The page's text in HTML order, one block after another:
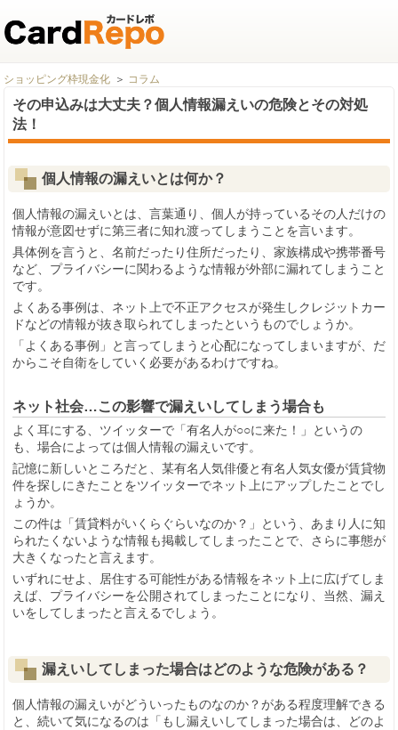
ショッピング枠現金化 コラム
その申込みは大丈夫？個人情報漏えいの危険とその対処
法！
個人情報の漏えいとは何か？
個人情報の漏えいとは、言葉通り、個人が持っているその人だけの
情報が意図せずに第三者に知れ渡ってしまうことを言います。
具体例を言うと、名前だったり住所だったり、家族構成や携帯番号
など、プライバシーに関わるような情報が外部に漏れてしまうこと
です。
よくある事例は、ネット上で不正アクセスが発生しクレジットカー
ドなどの情報が抜き取られてしまったというものでしょうか。
「よくある事例」と言ってしまうと心配になってしまいますが、だ
からこそ自衛をしていく必要があるわけですね。
ネット社会…この影響で漏えいしてしまう場合も
よく耳にする、ツイッターで「有名人が○○に来た！」というの
も、場合によっては個人情報の漏えいです。
記憶に新しいところだと、某有名人気俳優と有名人気女優が賃貸物
件を探しにきたことをツイッターでネット上にアップしたことでし
ょうか。
この件は「賃貸料がいくらぐらいなのか？」という、あまり人に知
られたくないような情報も掲載してしまったことで、さらに事態が
大きくなったと言えます。
いずれにせよ、居住する可能性がある情報をネット上に広げてしま
えば、プライバシーを公開されてしまったことになり、当然、漏え
いをしてしまったと言えるでしょう。
漏えいしてしまった場合はどのような危険がある？
個人情報の漏えいがどういったものなのか？がある程度理解できる
と、続いて気になるのは「もし漏えいしてしまった場合は、どのよ